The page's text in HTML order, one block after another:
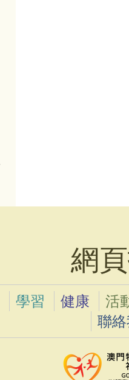
網
學習 健康 活
聯